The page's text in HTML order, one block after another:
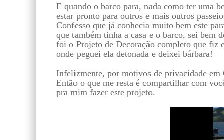
E quando o barco para, nada como ter uma
estar pronto para outros e mais outros
Confesso que já conhecia muito bem este
que também tinha a casa e o barco, sei bem
foi o Projeto de Decoração completo que fiz
onde peguei ela detonada e deixei bárbara!
Infelizmente, por motivos de privacidade
Então o que me resta é compartilhar com
pra mim fazer este projeto.